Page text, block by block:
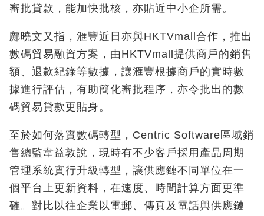
審批貸款，能加快批核，亦貼近中小企所需。
鄺曉文又指，滙豐近日亦與HKTVmall合作，推出
數碼貿易融資方案，由HKTVmall提供商戶的銷售
額、退款紀錄等數據，讓滙豐根據商戶的實時數
據進行評估，有助簡化審批程序，亦令批出的數
碼貿易貸款更貼身。
至於如何落實數碼轉型，Centric Software區域銷
售總監韋益敦說，現時有不少客戶採用產品周期
管理系統實行升級轉型，讓供應鏈不同單位在一
個平台上更新資料，在速度、時間計算方面更準
確。對比以往企業以電郵、傳真及電話與供應鏈